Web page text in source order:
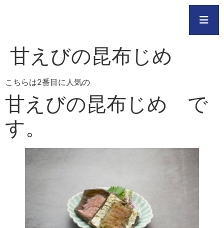
甘えびの昆布じめ
こちらは2番目に人気の
甘えびの昆布じめ で
す。